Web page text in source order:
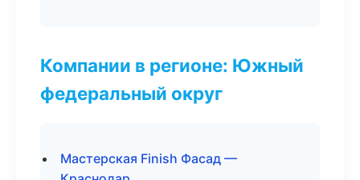
Компании в регионе: Южный
федеральный округ
Мастерская Finish Фасад —